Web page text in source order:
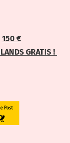
150 €
GRATIS !